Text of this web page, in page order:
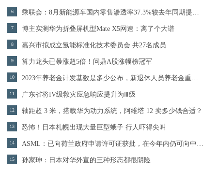
6
7 博主实测华为折叠屏机型Mate X5网速：离了个大谱
8 嘉兴市拟成立氢能标准化技术委员会 共27名成员
9 算力龙头已暴涨超5倍！问鼎A股涨幅榜冠军
10
11 广东省将IV级救灾应急响应提升为Ⅲ级
12 轴距超 3 米，搭载华为动力系统，阿维塔 12 卖多少钱合适？
13 恐怖！日本札幌出现大量巨型蛾子 行人吓得尖叫
14
15 孙家珅：日本对华外宣的三种形态都很阴险